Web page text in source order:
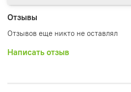
Отзывы
Отзывов еще никто не оставлял
Написать отзыв